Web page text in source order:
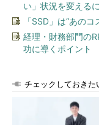
い」状況を変える
「SSD」は“あの
経理・財務部門の
功に導くポイント
チェックしておきた